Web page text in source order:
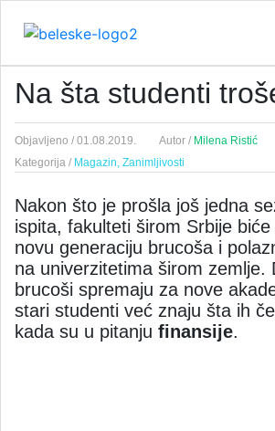
Na šta studenti
Objavljeno / 01.08.2019. Autor / Milena Ristić
Kategorija / Magazin, Zanimljivosti
Nakon što je prošla još jedna
ispita, fakulteti širom Srbije
novu generaciju brucoša i
na univerzitetima širom zemlje.
brucoši spremaju za nove
stari studenti već znaju šta ih
kada su u pitanju finansije.